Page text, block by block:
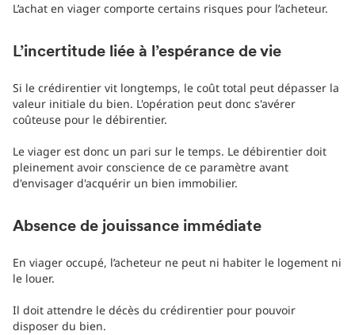
L’achat en viager comporte certains risques pour l’acheteur.
L’incertitude liée à l’espérance de vie
Si le crédirentier vit longtemps, le coût total peut dépasser la
valeur initiale du bien. L'opération peut donc s'avérer
coûteuse pour le débirentier.
Le viager est donc un pari sur le temps. Le débirentier doit
pleinement avoir conscience de ce paramètre avant
d'envisager d'acquérir un bien immobilier.
Absence de jouissance immédiate
En viager occupé, l’acheteur ne peut ni habiter le logement ni
le louer.
Il doit attendre le décès du crédirentier pour pouvoir
disposer du bien.